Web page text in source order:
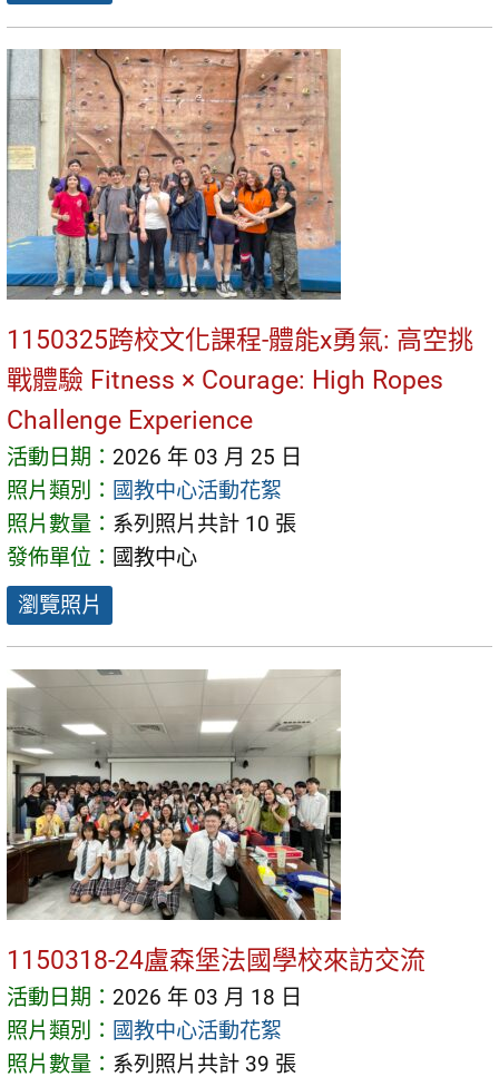
1150325跨校文化課程-體能x勇氣: 高空挑
戰體驗 Fitness × Courage: High Ropes
Challenge Experience
活動日期： 2026 年 03 月 25 日
照片類別： 國教中心活動花絮
照片數量： 系列照片共計 10 張
發佈單位： 國教中心
瀏覽照片
1150318-24盧森堡法國學校來訪交流
活動日期： 2026 年 03 月 18 日
照片類別： 國教中心活動花絮
照片數量： 系列照片共計 39 張